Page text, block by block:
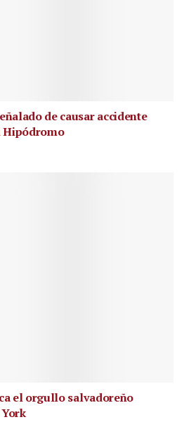
de causar accidente
Hipódromo
el orgullo salvadoreño